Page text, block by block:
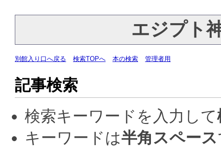
エジプト
別館入り口へ戻る 検索TOPへ 本の検索 管理者用
記事検索
検索キーワードを入力して
キーワードは半角スペース